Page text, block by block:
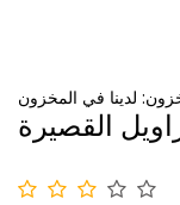
لدينا في المخزون
القصيرة